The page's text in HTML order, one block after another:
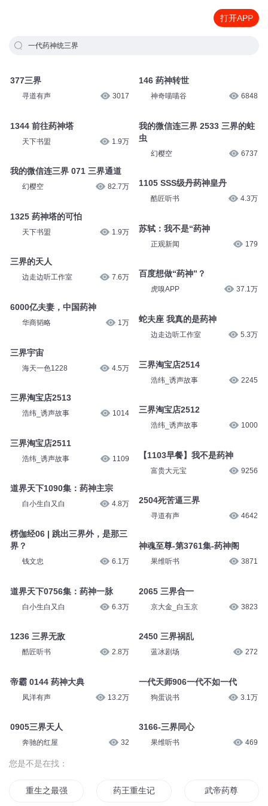
打开APP
一代药神统三界
377三界
寻道有声 3017
1344 前往药神塔
天下书盟 1.9万
我的微信连三界 071 三界通道
幻樱空 82.7万
1325 药神塔的可怕
天下书盟 1.9万
三界的天人
边走边听工作室 7.6万
6000亿夫妻，中国药神
华商韬略 1万
三界宇宙
海天一色1228 4.5万
三界淘宝店2513
浩纬_诱声故事 1014
三界淘宝店2511
浩纬_诱声故事 1109
道界天下1090集：药神主宗
白小生白又白 4.8万
楞伽经06 | 跳出三界外，是那三
界？
钱文忠 6.1万
道界天下0756集：药神一脉
白小生白又白 6.3万
1236 三界无敌
酷匠听书 2.8万
帝霸 0144 药神大典
凤洋有声 13.2万
0905三界天人
奔驰的红屋 32
146 药神转世
神奇喵喵谷 6848
我的微信连三界 2533 三界的蛀
虫
幻樱空 6737
1105 SSS级丹药神皇丹
酷匠听书 4.3万
苏轼：我不是“药神
正观新闻 179
百度想做“药神”？
虎嗅APP 37.1万
蛇夫座 我真的是药神
边走边听工作室 5.3万
三界淘宝店2514
浩纬_诱声故事 2245
三界淘宝店2512
浩纬_诱声故事 1000
【1103早餐】我不是药神
富贵大元宝 9256
2504死苦逼三界
寻道有声 4642
神魂至尊-第3761集-药神阁
果维听书 3871
2065 三界合一
京大金_白玉京 3823
2450 三界祸乱
蓝冰剧场 272
一代天师906一代不如一代
狗蛋说书 3.1万
3166-三界同心
果维听书 469
您是不是在找：
重生之最强药神 药王重生记 武帝药尊